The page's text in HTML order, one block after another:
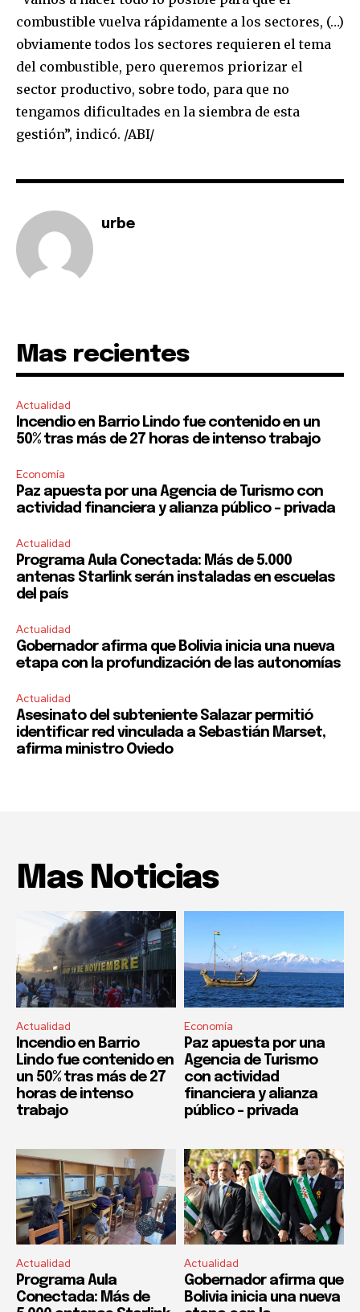
combustible vuelva rápidamente a los sectores, (…)
obviamente todos los sectores requieren el tema
del combustible, pero queremos priorizar el
sector productivo, sobre todo, para que no
tengamos dificultades en la siembra de esta
gestión”, indicó. /ABI/
urbe
Mas recientes
Actualidad
Incendio en Barrio Lindo fue contenido en un
50% tras más de 27 horas de intenso trabajo
Economía
Paz apuesta por una Agencia de Turismo con
actividad financiera y alianza público – privada
Actualidad
Programa Aula Conectada: Más de 5.000
antenas Starlink serán instaladas en escuelas
del país
Actualidad
Gobernador afirma que Bolivia inicia una nueva
etapa con la profundización de las autonomías
Actualidad
Asesinato del subteniente Salazar permitió
identificar red vinculada a Sebastián Marset,
afirma ministro Oviedo
Mas Noticias
Actualidad
Incendio en Barrio
Lindo fue contenido en
un 50% tras más de 27
horas de intenso
trabajo
Economía
Paz apuesta por una
Agencia de Turismo
con actividad
financiera y alianza
público – privada
Actualidad
Programa Aula
Conectada: Más de
Actualidad
Gobernador afirma que
Bolivia inicia una nueva